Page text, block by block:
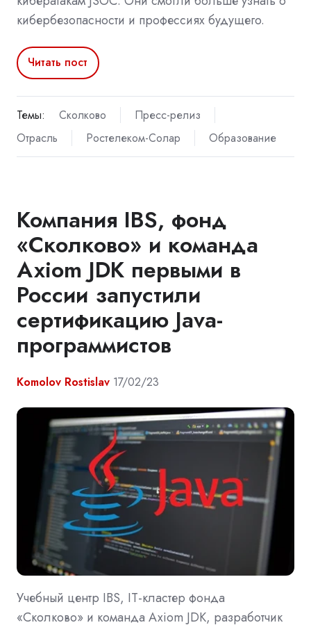
кибербезопасности и профессиях будущего.
Читать пост
Темы: Сколково
Пресс-релиз
Отрасль
Ростелеком-Солар Образование
Компания IBS, фонд
«Сколково» и команда
Axiom JDK первыми в
России запустили
сертификацию Java-
программистов
Komolov Rostislav 17/02/23
Учебный центр IBS, IT-кластер фонда
«Сколково» и команда Axiom JDK, разработчик